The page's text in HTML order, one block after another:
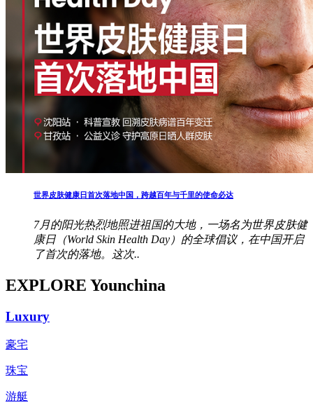
世界皮肤健康日首次落地中国，跨越百年与千里的使命必达
7月的阳光热烈地照进祖国的大地，一场名为世界皮肤健
康日（World Skin Health Day）的全球倡议，在中国开启
了首次的落地。这次..
EXPLORE Younchina
Luxury
豪宅
珠宝
游艇